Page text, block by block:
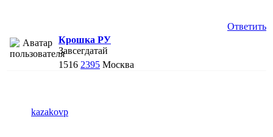
Ответить
Крошка РУ
Завсегдатай
1516 2395 Москва
kazakovp